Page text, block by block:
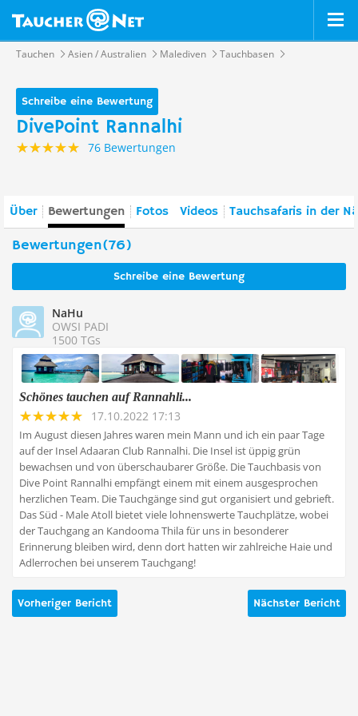
Tauchen Asien / Australien Malediven Tauchbasen
Schreibe eine Bewertung
DivePoint Rannalhi
76 Bewertungen
Über Bewertungen Fotos Videos Tauchsafaris in der
Bewertungen(76)
Schreibe eine Bewertung
NaHu
OWSI PADI
1500 TGs
Schönes tauchen auf Rannahli...
17.10.2022 17:13
Im August diesen Jahres waren mein Mann und ich ein paar Tage
auf der Insel Adaaran Club Rannalhi. Die Insel ist üppig grün
bewachsen und von überschaubarer Größe. Die Tauchbasis von
Dive Point Rannalhi empfängt einem mit einem ausgesprochen
herzlichen Team. Die Tauchgänge sind gut organisiert und gebrieft.
Das Süd - Male Atoll bietet viele lohnenswerte Tauchplätze, wobei
der Tauchgang an Kandooma Thila für uns in besonderer
Erinnerung bleiben wird, denn dort hatten wir zahlreiche Haie und
Adlerrochen bei unserem Tauchgang!
Nächster Bericht
Vorheriger Bericht